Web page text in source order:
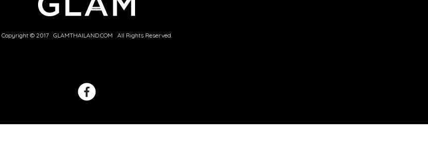
Copyright © 2017 GLAMTHAILAND.COM All Rights Reserved.